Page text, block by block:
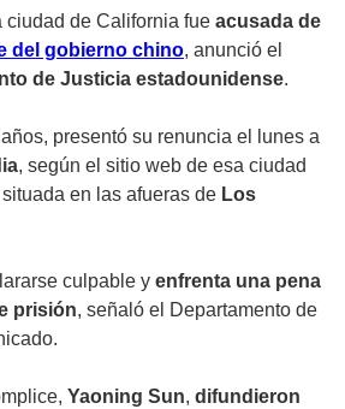
ciudad de California fue acusada de
del gobierno chino, anunció el
de Justicia estadounidense.
presentó su renuncia el lunes a
, según el sitio web de esa ciudad
en las afueras de Los
culpable y enfrenta una pena
prisión, señaló el Departamento de
Yaoning Sun, difundieron